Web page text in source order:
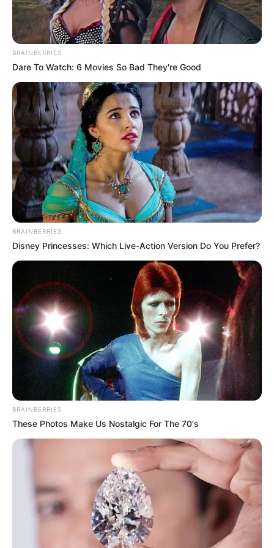
Bogotá: ojo viajeros, malas noticias
En este punto, cabe aclarar que, pese que el alcalde de
Soacha dice que la medida empezará en
enero de 2026
la administración distrital no dio una fecha exacta y
aclaró que no necesariamente se iniciaría durante el
primer mes del año entrante, sino que será en una fecha
entre ese mes y junio de 2026: "Se requieren unos ajustes
en la plataforma. Esto tomará un poco más de tiempo",
explicó en Alerta 104.4 FM Ana María Cadena, secretaria
de Hacienda.
Ahora, respecto a la queja de 'Perico', el mandatario de los
soachunos aseguró que medidas como esa se deben
socializar
con los municipios cercanos a Bogotá, así
como Galán, según Sánchez, ha pedido lo mismo con
decisiones del Gobierno nacional.
"Hemos visto muchas veces al alcalde mayor de Bogotá
hacer llamados a la socialización de decisiones por parte
del Gobierno nacional. Los municipios vecinos a la
capital solicitamos replantear estas medidas que afectan
BRAINBERRIES
Dare To Watch: 6 Movies So Bad They're Good
BRAINBERRIES
Disney Princesses: Which Live-Action Version Do You Prefer?
BRAINBERRIES
These Photos Make Us Nostalgic For The 70's